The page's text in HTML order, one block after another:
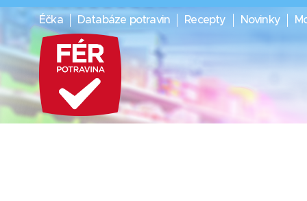
Éčka Databáze potravin Recepty Novinky